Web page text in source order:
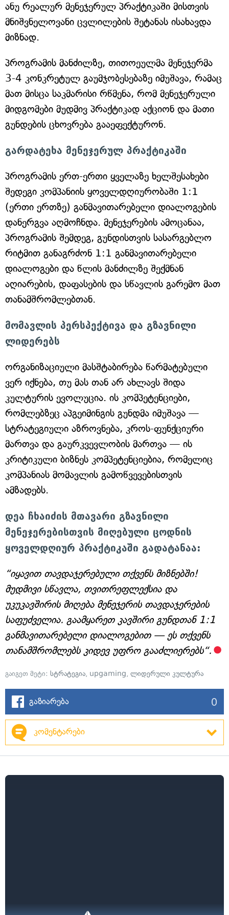
ანუ რეალურ მენეჯერულ პრაქტიკაში მისთვის
მნიშვნელოვანი ცვლილების შეტანას ისახავდა
მიზნად.
პროგრამის მანძილზე, თითოეულმა მენეჯერმა
3-4 კონკრეტულ გაუმჯობესებაზე იმუშავა, რამაც
მათ მისცა საკმარისი რწმენა, რომ მენეჯერული
მიდგომები მუდმივ პრაქტიკად აქციონ და მათი
გუნდების ცხოვრება გააეფექტურონ.
გარდატეხა მენეჯერულ პრაქტიკაში
პროგრამის ერთ-ერთი ყველაზე ხელშესახები
შედეგი კომპანიის ყოველდღიურობაში 1:1
(ერთი ერთზე) განმავითარებელი დიალოგების
დანერგვა აღმოჩნდა. მენეჯერების ამოცანაა,
პროგრამის შემდეგ, გუნდისთვის სასარგებლო
რიტმით განაგრძონ 1:1 განმავითარებელი
დიალოგები და წლის მანძილზე შექმნან
აღიარების, დაფასების და სწავლის გარემო მათ
თანამშრომლებთან.
მომავლის პერსპექტივა და გზავნილი
ლიდერებს
ორგანიზაციული მასშტაბირება წარმატებული
ვერ იქნება, თუ მას თან არ ახლავს შიდა
კულტურის ევოლუცია. ის კომპეტენციები,
რომლებზეც აპგეიმინგის გუნდმა იმუშავა —
სტრატეგიული აზროვნება, კროს-ფუნქციური
მართვა და გაურკვევლობის მართვა — ის
კრიტიკული ბიზნეს კომპეტენციებია, რომელიც
კომპანიას მომავლის გამოწვევებისთვის
ამზადებს.
დეა ჩხაიძის მთავარი გზავნილი
მენეჯერებისთვის მიღებული ცოდნის
ყოველდღიურ პრაქტიკაში გადატანაა:
“იყავით თავდაჯერებული თქვენს მიზნებში!
მუდმივი სწავლა, თვითრეფლექსია და
უკუკავშირის მიღება მენეჯერის თავდაჯერების
საფუძველია. გაამყარეთ კავშირი გუნდთან 1:1
განმავითარებელი დიალოგებით — ეს თქვენს
თანამშრომლებს კიდევ უფრო გააძლიერებს“.
გაიგეთ მეტი: სტრატეგია, upgaming, ლიდერული კულტურა
გაზიარება 0
კომენტარები